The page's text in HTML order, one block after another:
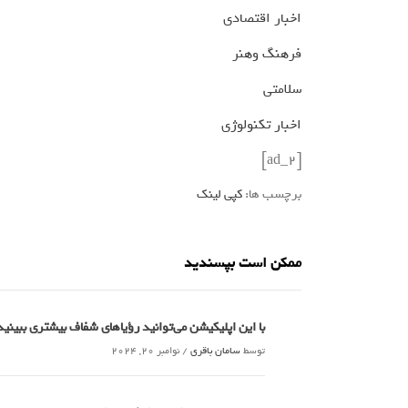
اخبار اقتصادی
فرهنگ وهنر
سلامتی
اخبار تکنولوژی
[ad_2]
برچسب ها:کپی لینک
ممکن است بپسندید
با این اپلیکیشن می‌توانید رؤیاهای شفاف بیشتری
توسطسامان باقری / نوامبر 20, 2024